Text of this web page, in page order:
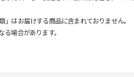
はお届けする商品に含まれておりません。
場合があります。